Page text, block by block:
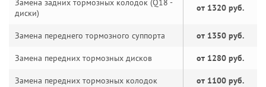
Замена задних тормозных колодок (Q18 -
диски)
от 1320 руб.
Замена переднего тормозного суппорта от 1350 руб.
Замена передних тормозных дисков от 1280 руб.
Замена передних тормозных колодок от 1100 руб.